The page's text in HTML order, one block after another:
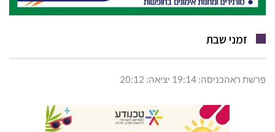
זמני שבת
פרשת ראהכניסה: 19:14 יציאה: 20:12